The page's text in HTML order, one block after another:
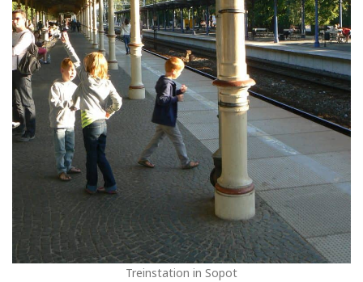
Treinstation in Sopot